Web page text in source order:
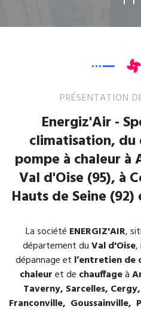
PRÉSENTATION
Energiz'Air -
climatisation, du
pompe à chaleur à
Val d'Oise (95), à
Hauts de Seine
La société ENERGIZ'AIR,
département duVal d'Oise,
dépannage et l’entretien de
chaleuret de chauffageà
Taverny, Sarcelles,
Franconville, Goussainville,